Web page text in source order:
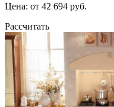
Цена: от 42 694 руб.
Рассчитать